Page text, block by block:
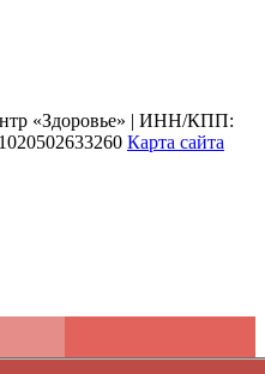
«Здоровье» | ИНН/КПП:
Карта сайта